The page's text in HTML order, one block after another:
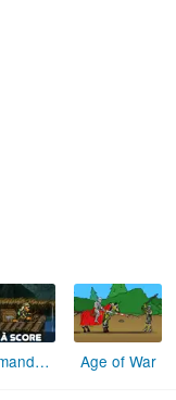
Cut the Rope Laser Cannon